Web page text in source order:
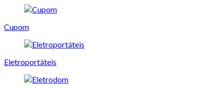
Cupom
Eletroportáteis